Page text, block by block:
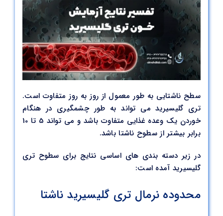
سطح ناشتایی به طور معمول از روز به روز متفاوت است.
تری گلیسیرید می تواند به طور چشمگیری در هنگام
خوردن یک وعده غذایی متفاوت باشد و می تواند 5 تا 10
برابر بیشتر از سطوح ناشتا باشد.
در زیر دسته بندی های اساسی نتایج برای سطوح تری
گلیسیرید آمده است:
محدوده نرمال تری گلیسیرید ناشتا